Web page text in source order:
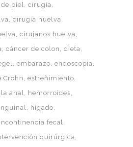
piel
cirugía
cirugía huelva
cirujanos huelva
cáncer de colon
dieta
embarazo endoscopia
Crohn
estreñimiento
anal
hemorroides
hígado
incontinencia fecal
quirúrgica